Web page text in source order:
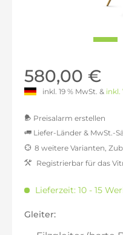
580,00 €
inkl. 19 % MwSt. & inkl.
Preisalarm erstellen
Liefer-Länder & MwSt.-
inkl. 16% MwSt.:
inkl. 21% MwSt.:
inkl. 21% MwSt.:
inkl. 22% MwSt.:
8 weitere Varianten,
Registrierbar für das
Lieferzeit: 10 - 15
Gleiter: